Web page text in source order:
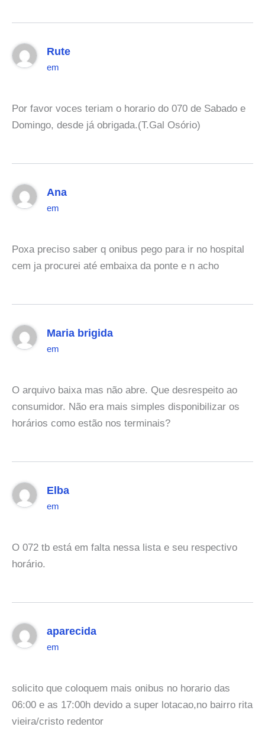
Rute
em
Por favor voces teriam o horario do 070 de Sabado e
Domingo, desde já obrigada.(T.Gal Osório)
Ana
em
Poxa preciso saber q onibus pego para ir no hospital
cem ja procurei até embaixa da ponte e n acho
Maria brigida
em
O arquivo baixa mas não abre. Que desrespeito ao
consumidor. Não era mais simples disponibilizar os
horários como estão nos terminais?
Elba
em
O 072 tb está em falta nessa lista e seu respectivo
horário.
aparecida
em
solicito que coloquem mais onibus no horario das
06:00 e as 17:00h devido a super lotacao,no bairro rita
vieira/cristo redentor